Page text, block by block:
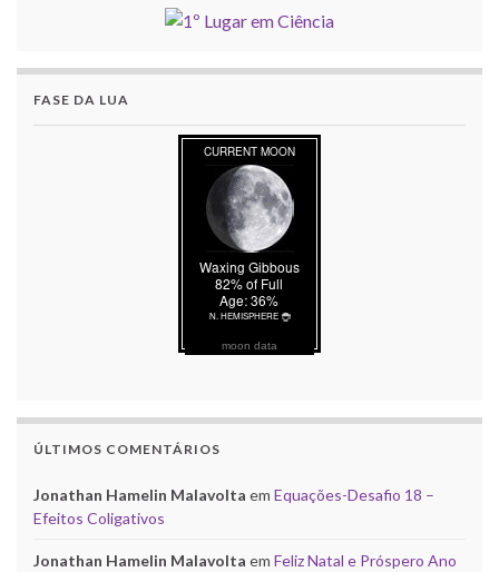
FASE DA LUA
moon data
ÚLTIMOS COMENTÁRIOS
Jonathan Hamelin Malavolta em Equações-Desafio 18 –
Efeitos Coligativos
Jonathan Hamelin Malavolta em Feliz Natal e Próspero Ano